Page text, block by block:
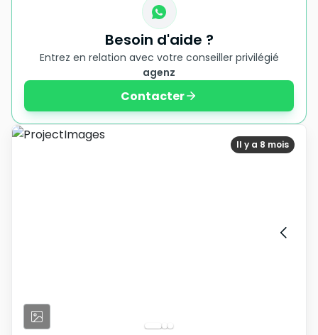
Besoin d'aide ?
Entrez en relation avec votre conseiller privilégié
agenz
Contacter
Il y a 8 mois